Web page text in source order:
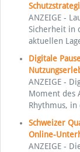
ANZEIGE -
Sicherheit in
aktuellen
Digitale
ANZEIGE -
Moment des
Rhythmus,
Schweizer
Online-
ANZEIGE -